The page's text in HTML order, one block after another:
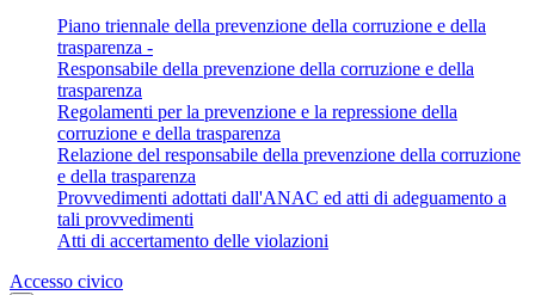
Piano triennale della prevenzione della corruzione e della
trasparenza -
Responsabile della prevenzione della corruzione e della
trasparenza
Regolamenti per la prevenzione e la repressione della
corruzione e della trasparenza
Relazione del responsabile della prevenzione della corruzione
e della trasparenza
Provvedimenti adottati dall'ANAC ed atti di adeguamento a
tali provvedimenti
Atti di accertamento delle violazioni
Accesso civico